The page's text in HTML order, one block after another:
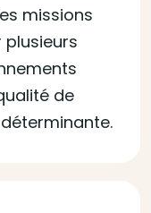
missions
plusieurs
de